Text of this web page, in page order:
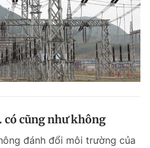
cũng như không
đánh đổi môi trường của